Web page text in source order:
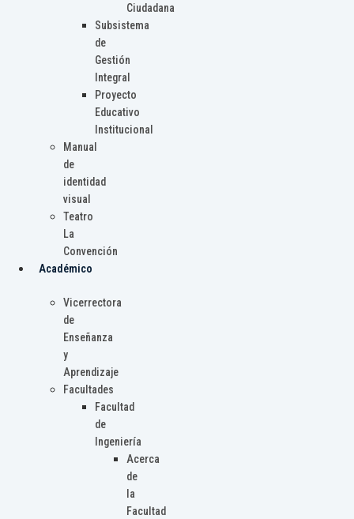
Ciudadana
Subsistema
de
Gestión
Integral
Proyecto
Educativo
Institucional
Manual
de
identidad
visual
Teatro
La
Convención
Académico
Vicerrectora
de
Enseñanza
y
Aprendizaje
Facultades
Facultad
de
Ingeniería
Acerca
de
la
Facultad